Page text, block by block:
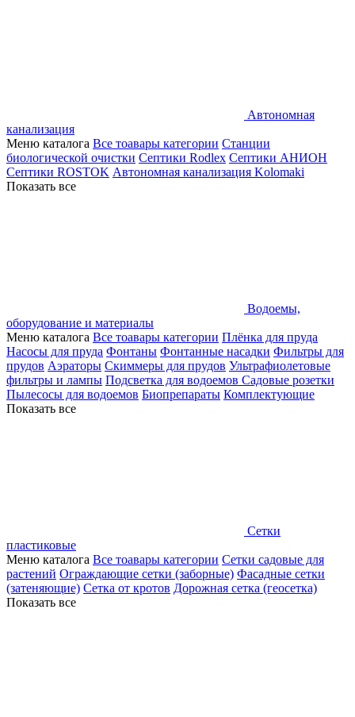
Автономная
канализация
Меню каталога Все тоавары категории Станции
биологической очистки Септики Rodlex Септики АНИОН
Септики ROSTOK Автономная канализация Kolomaki
Показать все
Водоемы,
оборудование и материалы
Меню каталога Все тоавары категории Плёнка для пруда
Насосы для пруда Фонтаны Фонтанные насадки Фильтры для
прудов Аэраторы Скиммеры для прудов Ультрафиолетовые
фильтры и лампы Подсветка для водоемов Садовые розетки
Пылесосы для водоемов Биопрепараты Комплектующие
Показать все
Сетки
пластиковые
Меню каталога Все тоавары категории Сетки садовые для
растений Ограждающие сетки (заборные) Фасадные сетки
(затеняющие) Сетка от кротов Дорожная сетка (геосетка)
Показать все